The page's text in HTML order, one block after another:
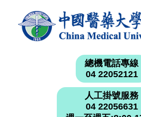
總機電話專線
04 22052121
人工掛號服務
04 22056631